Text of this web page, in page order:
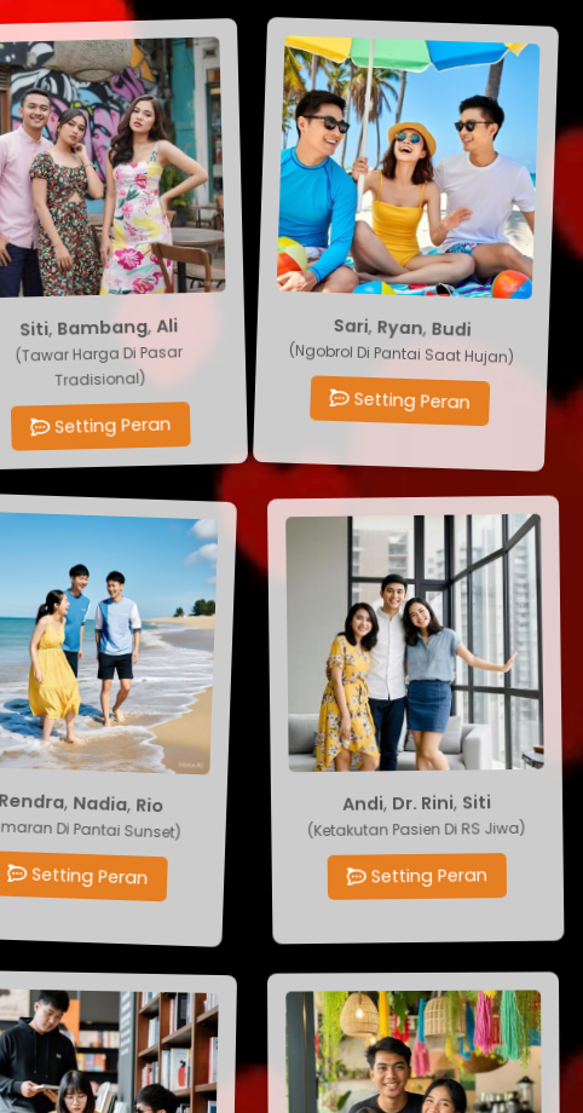
Siti,Bambang,Ali
(Tawar Harga Di Pasar
Tradisional)
Setting Peran
Sari,Ryan,Budi
(Ngobrol Di Pantai Saat Hujan)
Setting Peran
Rendra,Nadia,Rio
(Lamaran Di Pantai Sunset)
Setting Peran
Andi, Dr. Rini, Siti
(Ketakutan Pasien Di RS Jiwa)
Setting Peran